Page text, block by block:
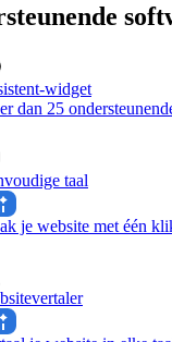
widget
dan 25
taal
je website met één